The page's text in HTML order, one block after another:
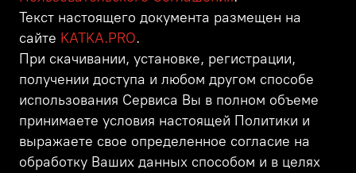
Текст настоящего документа размещен на
сайте KATKA.PRO.
При скачивании, установке, регистрации,
получении доступа и любом другом способе
использования Сервиса Вы в полном объеме
принимаете условия настоящей Политики и
выражаете свое определенное согласие на
обработку Ваших данных способом и в целях